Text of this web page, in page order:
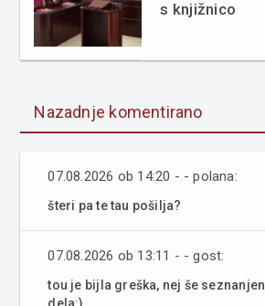
s knjižnico
Nazadnje komentirano
07.08.2026 ob 14:20 - - polana:
šteri pa te tau pošilja?
07.08.2026 ob 13:11 - - gost:
tou je bijla greška, nej še